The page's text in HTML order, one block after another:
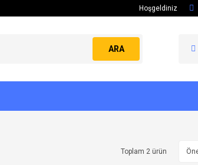
Hoşgeldiniz
ARA
Toplam 2 ürün